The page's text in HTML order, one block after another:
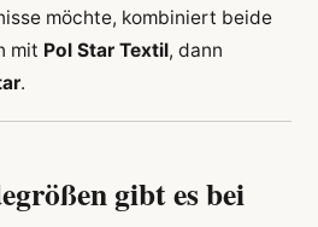
möchte, kombiniert beide
mit Pol Star Textil, dann
.
gibt es bei